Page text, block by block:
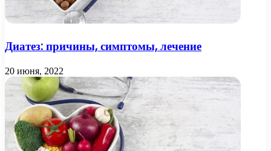
Диатез: причины, симптомы, лечение
20 июня, 2022